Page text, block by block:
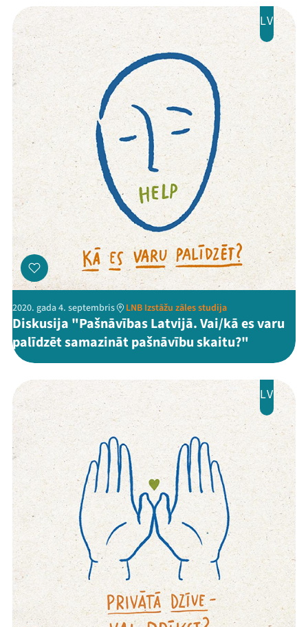
LV
2020. gada 4. septembris LNB Izstāžu zāles studija
Diskusija "Pašnāvības Latvijā. Vai/kā es varu
palīdzēt samazināt pašnāvību skaitu?"
LV